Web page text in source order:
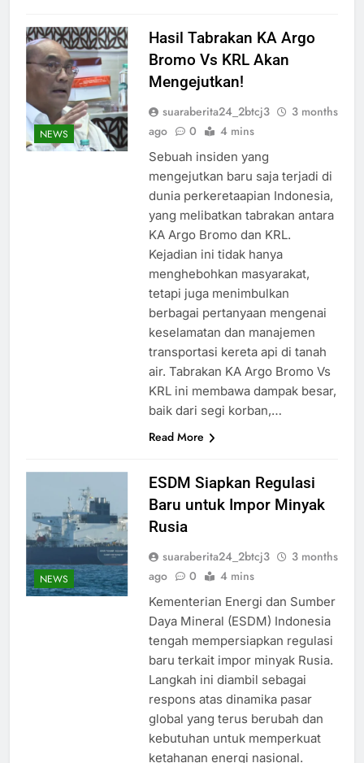
NEWS
Hasil Tabrakan KA Argo
Bromo Vs KRL Akan
Mengejutkan!
suaraberita24_2btcj3
3 months
ago
0 4 mins
Sebuah insiden yang
mengejutkan baru saja terjadi di
dunia perkeretaapian Indonesia,
yang melibatkan tabrakan antara
KA Argo Bromo dan KRL.
Kejadian ini tidak hanya
menghebohkan masyarakat,
tetapi juga menimbulkan
berbagai pertanyaan mengenai
keselamatan dan manajemen
transportasi kereta api di tanah
air. Tabrakan KA Argo Bromo Vs
KRL ini membawa dampak besar,
baik dari segi korban,…
Read More
NEWS
ESDM Siapkan Regulasi
Baru untuk Impor Minyak
Rusia
suaraberita24_2btcj3
3 months
ago
0 4 mins
Kementerian Energi dan Sumber
Daya Mineral (ESDM) Indonesia
tengah mempersiapkan regulasi
baru terkait impor minyak Rusia.
Langkah ini diambil sebagai
respons atas dinamika pasar
global yang terus berubah dan
kebutuhan untuk memperkuat
ketahanan energi nasional.